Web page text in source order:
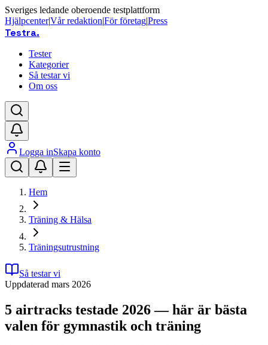
Sveriges ledande oberoende testplattform
Hjälpcenter|Vår redaktion|För företag|Press
Testra.
Tester
Kategorier
Så testar vi
Om oss
Logga inSkapa konto
Hem
Träning & Hälsa
Träningsutrustning
Så testar vi
Uppdaterad mars 2026
5 airtracks testade 2026 — här är bästa
valen för gymnastik och träning